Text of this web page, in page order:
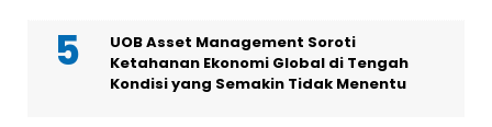
UOB Asset Management Soroti
Ketahanan Ekonomi Global di Tengah
Kondisi yang Semakin Tidak Menentu